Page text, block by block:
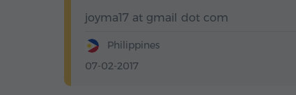
joyma17 at gmail dot com
Philippines
07-02-2017